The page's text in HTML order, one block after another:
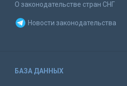
О законодательстве стран СНГ
Новости законодательства
БАЗА ДАННЫХ